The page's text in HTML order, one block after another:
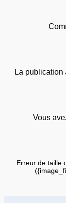
La publication
Vous
Erreur de taille